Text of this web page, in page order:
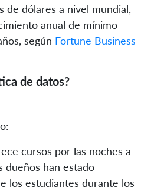
de dólares a nivel mundial,
anual de mínimo
según Fortune Business
de datos?
cursos por las noches a
dueños han estado
los estudiantes durante los